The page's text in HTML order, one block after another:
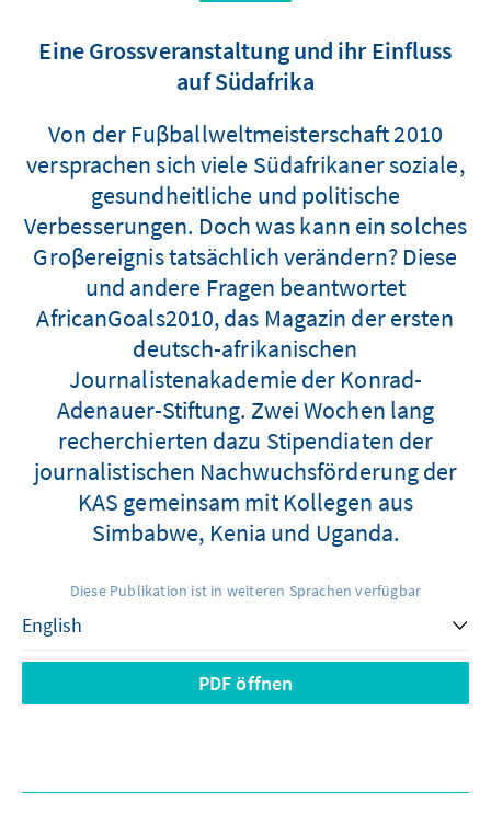
Eine Grossveranstaltung und ihr Einfluss
auf Südafrika
Von der Fuβballweltmeisterschaft 2010
versprachen sich viele Südafrikaner soziale,
gesundheitliche und politische
Verbesserungen. Doch was kann ein solches
Groβereignis tatsächlich verändern? Diese
und andere Fragen beantwortet
AfricanGoals2010, das Magazin der ersten
deutsch-afrikanischen
Journalistenakademie der Konrad-
Adenauer-Stiftung. Zwei Wochen lang
recherchierten dazu Stipendiaten der
journalistischen Nachwuchsförderung der
KAS gemeinsam mit Kollegen aus
Simbabwe, Kenia und Uganda.
Diese Publikation ist in weiteren Sprachen verfügbar
PDF öffnen